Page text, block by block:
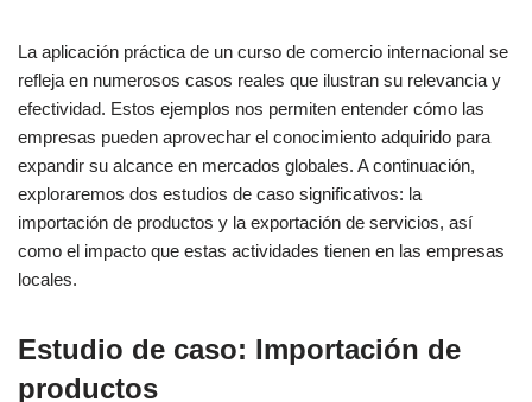
La aplicación práctica de un curso de comercio internacional se
refleja en numerosos casos reales que ilustran su relevancia y
efectividad. Estos ejemplos nos permiten entender cómo las
empresas pueden aprovechar el conocimiento adquirido para
expandir su alcance en mercados globales. A continuación,
exploraremos dos estudios de caso significativos: la
importación de productos y la exportación de servicios, así
como el impacto que estas actividades tienen en las empresas
locales.
Estudio de caso: Importación de
productos